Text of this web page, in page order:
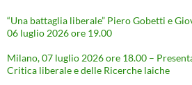
“Una battaglia liberale” Piero Gobetti e
06 luglio 2026 ore 19.00
Milano, 07 luglio 2026 ore 18.00 –
Critica liberale e delle Ricerche laiche